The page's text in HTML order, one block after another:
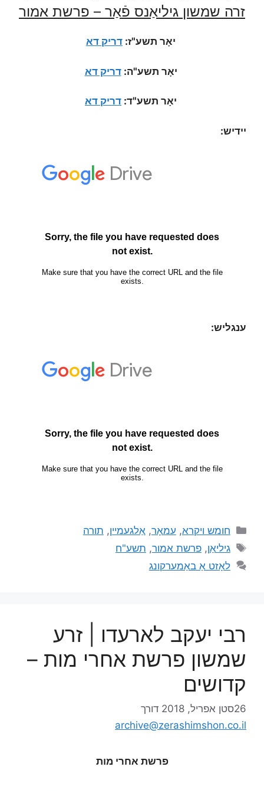
זרה שמשון גיליאַנס פֿאַר – פרשת אמור
יאָר תשע"ז: דריק דא
יאָר תשע"ה:דריק דא
יאָר תשע"ד: דריק דא
יידיש:
ענגליש:
חומש ויקרא, עמאָר,אַלגעמיין, תורה
גיליאַן,פרשת אמור, תשע"ח
לאָזט אַ באַמערקונג
רבי יעקב לארעדו | זרע
שמשון פרשת אחרי מות –
קדושים
26סטן אפריל, 2018
דורך
archive@zerashimshon.co.il
פרשת אחרי מות